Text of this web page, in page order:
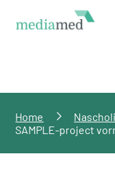
Home
SAMPLE-project